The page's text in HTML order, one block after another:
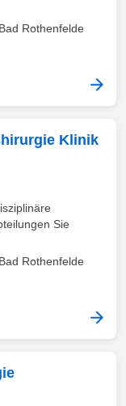
Rothenfelde
Klinik
Sie
Rothenfelde